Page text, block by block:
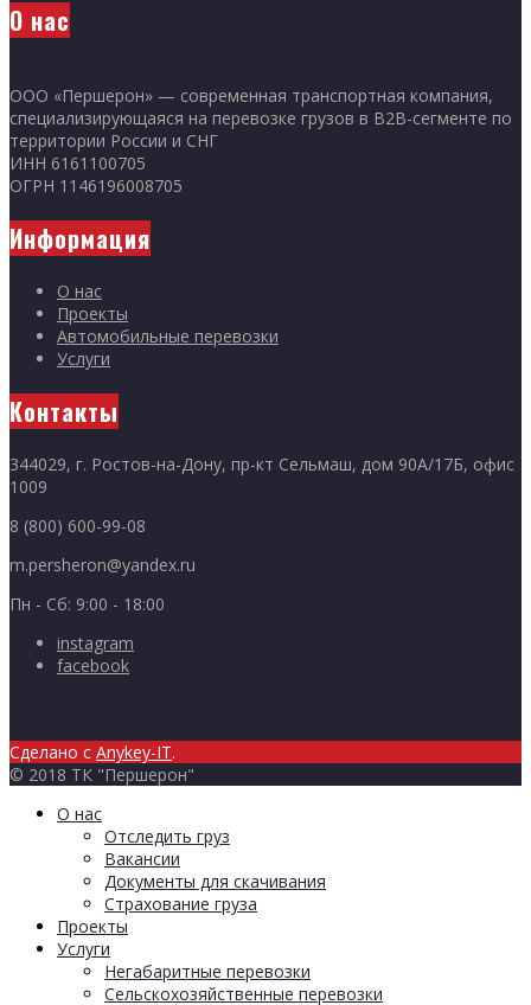
О нас
ООО «Першерон» — современная транспортная компания,
специализирующаяся на перевозке грузов в B2B-сегменте по
территории России и СНГ
ИНН 6161100705
ОГРН 1146196008705
Информация
О нас
Проекты
Автомобильные перевозки
Услуги
Контакты
344029, г. Ростов-на-Дону, пр-кт Сельмаш, дом 90А/17Б, офис
1009
8 (800) 600-99-08
m.persheron@yandex.ru
Пн - Сб: 9:00 - 18:00
instagram
facebook
Сделано с Anykey-IT.
© 2018 ТК "Першерон"
О нас
Отследить груз
Вакансии
Документы для скачивания
Страхование груза
Проекты
Услуги
Негабаритные перевозки
Сельскохозяйственные перевозки